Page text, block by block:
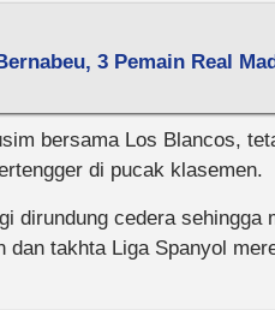
3 Pemain Real
bersama Los Blancos,
di pucak klasemen.
dirundung cedera sehingga
takhta Liga Spanyol